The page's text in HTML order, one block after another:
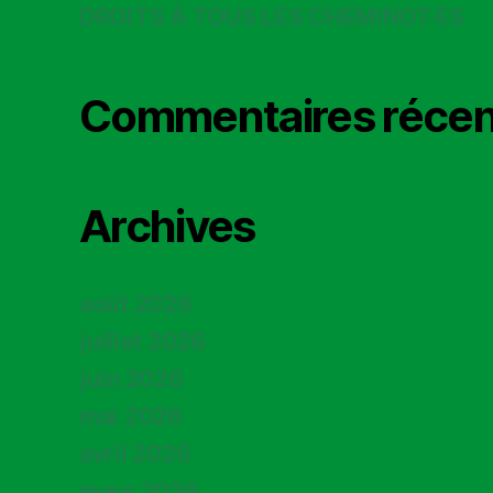
DROITS À TOUS LES CHEMINOT·ES
Commentaires
Archives
août 2026
juillet 2026
juin 2026
mai 2026
avril 2026